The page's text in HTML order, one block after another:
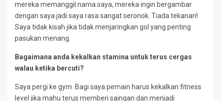
mereka memanggil nama saya, mereka ingin bergambar
dengan saya jadi saya rasa sangat seronok. Tiada tekanan!
Saya tidak kisah jika tidak menjaringkan gol yang penting
pasukan menang.
Bagaimana anda kekalkan stamina untuk terus cergas
walau ketika bercuti?
Saya pergi ke gym. Bagi saya pemain harus kekalkan fitness
level jika mahu terus memberi saingan dan menjadi